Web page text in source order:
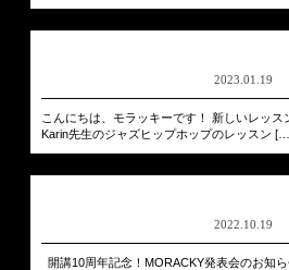
2023.01.19
こんにちは、モラッキーです！ 新しいレッス
Karin先生のジャズヒップホップのレッスン
2022.10.19
開講10周年記念！MORACKY発表会のお知